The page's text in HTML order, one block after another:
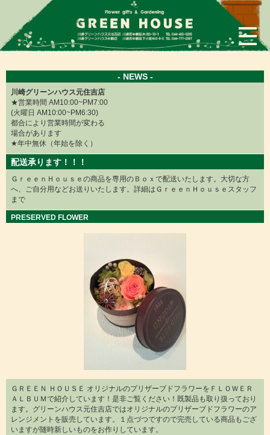
- NEWS -
川崎グリーンハウス元住吉店
★営業時間 AM10:00~PM7:00
(火曜日 AM10:00~PM6:30)
都合により営業時間が変わる
場合があります
★年中無休（年始を除く）
配送承ります！！！
ＧｒｅｅｎＨｏｕｓｅの商品を専用のＢｏｘで配送いたします。大切な方
へ、ご自分用などお送りいたします。詳細はＧｒｅｅｎＨｏｕｓｅスタッフ
まで
PRESERVED FLOWER
ＧＲＥＥＮ ＨＯＵＳＥ オリジナルのプリザーブドフラワーをＦＬＯＷＥＲ
ＡＬＢＵＭで紹介しています！是非ご覧ください！既製品も取り扱っており
ます。グリーンハウス元住吉店ではオリジナルのプリザーブドフラワーのア
レンジメントを販売しています。１点づつですので完売している商品もござ
いますが随時新しいものをお作りしています。